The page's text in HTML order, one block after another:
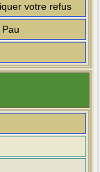
votre refus